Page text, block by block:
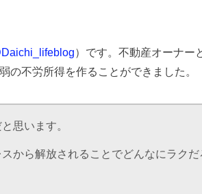
）です。不動産オーナー
の不労所得を作ることができました。
思います。
から解放されることでどんなにラクだ